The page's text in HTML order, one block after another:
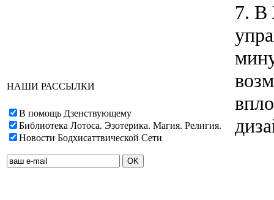
НАШИ РАССЫЛКИ
В помощь Дзенствующему
Библиотека Лотоса. Эзотерика. Магия. Религия.
Новости Бодхисаттвической Сети
7. В